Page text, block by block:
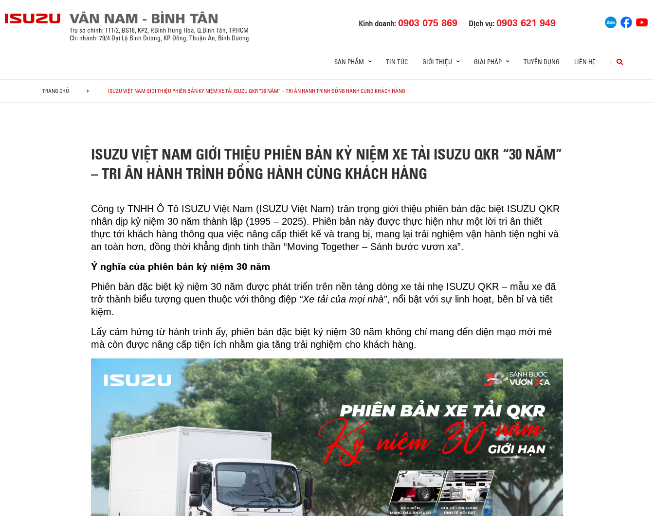
Kinh doanh:0903 075 869 Dịch vụ:0903 621 949
Trụ sở chính: 111/2, ĐS18, KP2, P.Bình Hưng Hòa, Q.Bình Tân, TP.HCM
Chi nhánh: 79/4 Đại Lộ Bình Dương, KP. Đông, Thuận An, Bình Dương
SẢN PHẨM TIN TỨC GIỚI THIỆU GIẢI PHÁP TUYỂN DỤNG LIÊN HỆ |
TRANG CHỦ ISUZU VIỆT NAM GIỚI THIỆU PHIÊN BẢN KỶ NIỆM XE TẢI ISUZU QKR “30 NĂM” – TRI ÂN HÀNH TRÌNH ĐỒNG HÀNH CÙNG KHÁCH HÀNG
ISUZU VIỆT NAM GIỚI THIỆU PHIÊN BẢN KỶ NIỆM XE TẢI ISUZU QKR “30 NĂM”
– TRI ÂN HÀNH TRÌNH ĐỒNG HÀNH CÙNG KHÁCH HÀNG
Công ty TNHH Ô Tô ISUZU Việt Nam (ISUZU Việt Nam) trân trọng giới thiệu phiên bản đặc biệt ISUZU QKR
nhân dịp kỷ niệm 30 năm thành lập (1995 – 2025). Phiên bản này được thực hiện như một lời tri ân thiết
thực tới khách hàng thông qua việc nâng cấp thiết kế và trang bị, mang lại trải nghiệm vận hành tiện nghi và
an toàn hơn, đồng thời khẳng định tinh thần “Moving Together – Sánh bước vươn xa”.
Ý nghĩa của phiên bản kỷ niệm 30 năm
Phiên bản đặc biệt kỷ niệm 30 năm được phát triển trên nền tảng dòng xe tải nhẹ ISUZU QKR – mẫu xe đã
trở thành biểu tượng quen thuộc với thông điệp “Xe tải của mọi nhà”, nổi bật với sự linh hoạt, bền bỉ và tiết
kiệm.
Lấy cảm hứng từ hành trình ấy, phiên bản đặc biệt kỷ niệm 30 năm không chỉ mang đến diện mạo mới mẻ
mà còn được nâng cấp tiện ích nhằm gia tăng trải nghiệm cho khách hàng.